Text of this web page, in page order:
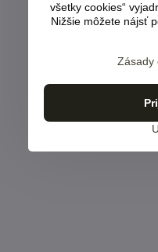
všetky cookies“
Nižšie môžete nájsť
Zásady